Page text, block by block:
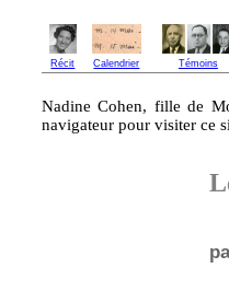
Récit Calendrier Témoins
Nadine Cohen, fille de
navigateur pour visiter ce